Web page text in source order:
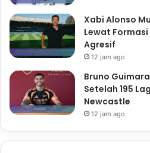
Xabi Alonso
Lewat Formasi
Agresif
12 jam ago
Bruno
Setelah 195
Newcastle
12 jam ago